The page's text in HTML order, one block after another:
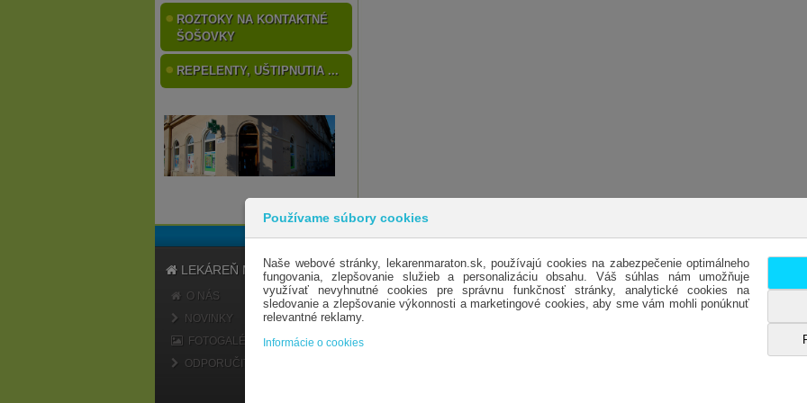
Používame súbory cookies
Naše webové stránky, lekarenmaraton.sk, používajú cookies na zabezpečenie optimálneho
fungovania, zlepšovanie služieb a personalizáciu obsahu. Váš súhlas nám umožňuje
využívať nevyhnutné cookies pre správnu funkčnosť stránky, analytické cookies na
sledovanie a zlepšovanie výkonnosti a marketingové cookies, aby sme vám mohli ponúknuť
relevantné reklamy.
Informácie o cookies
ROZTOKY NA KONTAKTNÉ
ŠOŠOVKY
REPELENTY, UŠTIPNUTIA ...
LEKÁREŇ MARATÓN
O NÁS
NOVINKY
FOTOGALÉRIA
ODPORUČIŤ
INFORMÁCIE
OBCHODNÉ PODMIENKY